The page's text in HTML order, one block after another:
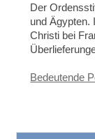
Der
und Ägypten.
Christi bei
Bedeutende